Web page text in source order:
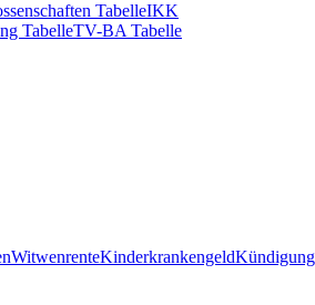
TabelleIKK
TabelleTV-BA Tabelle
WitwenrenteKinderkrankengeld